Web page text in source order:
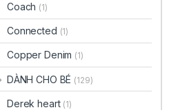
Coach (1)
Connected (1)
Copper Denim (1)
DÀNH CHO BÉ (129)
Derek heart (1)